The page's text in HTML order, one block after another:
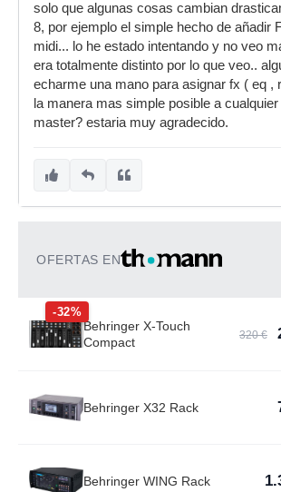
solo que algunas cosas cambian
8, por ejemplo el simple hecho de añadir
midi... lo he estado intentando y no veo
era totalmente distinto por lo que veo..
echarme una mano para asignar fx ( eq ,
la manera mas simple posible a
master? estaria muy agradecido.
OFERTAS EN
-32%
Behringer X-Touch
Compact
320 €
Behringer X32 Rack
Behringer WING Rack